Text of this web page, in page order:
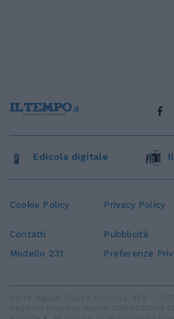
Cookie Policy Privacy Policy
Contatti Pubblicità
Modello 231
Preferenze
Edicola digitale